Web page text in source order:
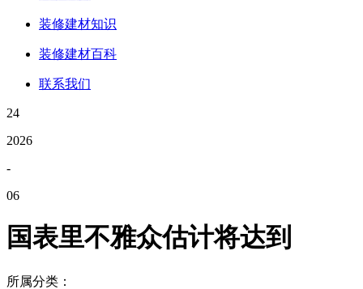
装修建材知识
装修建材百科
联系我们
24
2026
-
06
国表里不雅众估计将达到
所属分类：